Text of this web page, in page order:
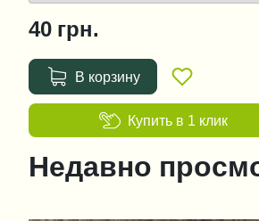
40 грн.
В корзину
Купить в 1 клик
Недавно